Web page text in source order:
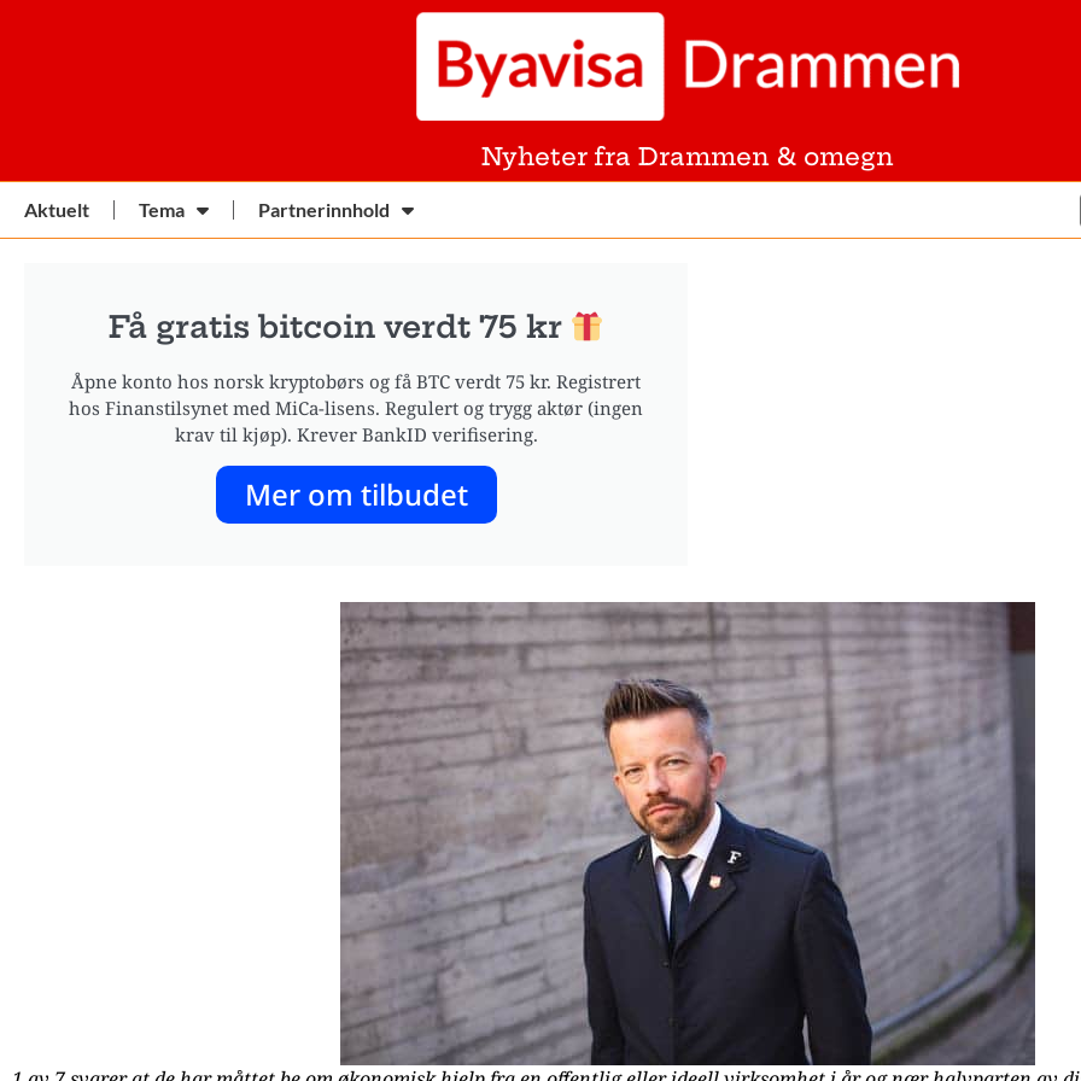
Nyheter fra Drammen & omegn
Aktuelt Tema Partnerinnhold
Få gratis bitcoin verdt 75 kr
Åpne konto hos norsk kryptobørs og få BTC verdt 75 kr. Registrert
hos Finanstilsynet med MiCa-lisens. Regulert og trygg aktør (ingen
krav til kjøp). Krever BankID verifisering.
Mer om tilbudet